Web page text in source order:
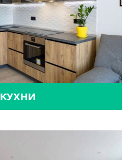
КУХНИ